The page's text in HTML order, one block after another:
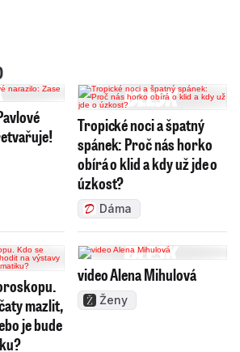
Tropické noci a špatný
spánek: Proč nás horko
obírá o klid a kdy už jde o
úzkost?
Dáma
mazlit,
je bude
video Alena Mihulová
Ženy